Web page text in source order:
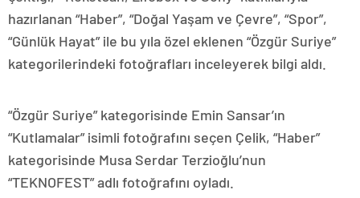
hazırlanan “Haber”, “Doğal Yaşam ve Çevre”, “Spor”,
“Günlük Hayat” ile bu yıla özel eklenen “Özgür Suriye”
kategorilerindeki fotoğrafları inceleyerek bilgi aldı.
“Özgür Suriye” kategorisinde Emin Sansar’ın
“Kutlamalar” isimli fotoğrafını seçen Çelik, “Haber”
kategorisinde Musa Serdar Terzioğlu’nun
“TEKNOFEST” adlı fotoğrafını oyladı.